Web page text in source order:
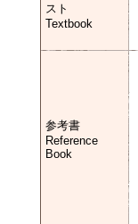
スト
Textbook
参考書
Reference
Book